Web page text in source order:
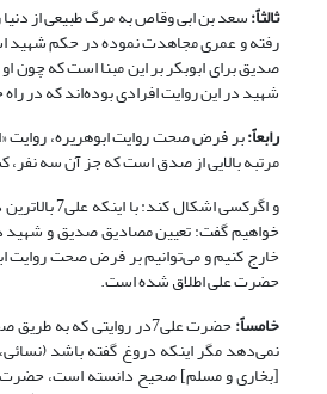
ثالثاً:
رفته و عمری مجاهدت نموده در حکم شهید
صدیق برای ابوبکر بر این مبنا است که چون
شهید در این روایت افرادی بوده‌‌اند که در
رابعاً:بر فرض صحت روایت ابوهریره، روایت
مرتبه بالایی از صدق است که جز آن سه نفر،
حضرت علی اطلاق شده است.
خامساً:
حضرت علی7در روایتی
[بخاری و مسلم] صحیح دانسته است، حضرت